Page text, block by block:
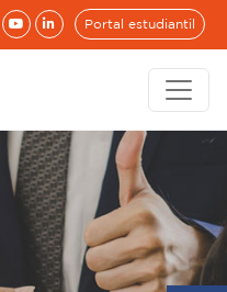
Portal estudiantil